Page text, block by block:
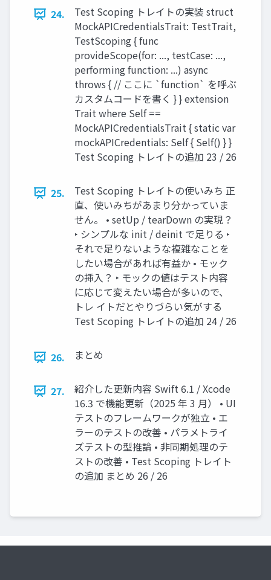
24.
Test Scoping トレイトの実装 struct
MockAPICredentialsTrait: TestTrait,
TestScoping { func
provideScope(for: ..., testCase: ...,
performing function: ...) async
throws { // ここに `function` を呼ぶ
カスタムコードを書く } } extension
Trait where Self ==
MockAPICredentialsTrait { static var
mockAPICredentials: Self { Self() } }
Test Scoping トレイトの追加 23 / 26
25.
Test Scoping トレイトの使いみち 正
直、使いみちがあまり分かっていま
せん。 • setUp / tearDown の実現？
‣ シンプルな init / deinit で足りる ‣
それで足りないような複雑なことを
したい場合があれば有益か • モック
の挿入？ ‣ モックの値はテスト内容
に応じて変えたい場合が多いので、
トレ イトだとやりづらい気がする
Test Scoping トレイトの追加 24 / 26
26. まとめ
27.
紹介した更新内容 Swift 6.1 / Xcode
16.3 で機能更新（2025 年 3 月） • UI
テストのフレームワークが独立 • エ
ラーのテストの改善 • パラメトライ
ズテストの型推論 • 非同期処理のテ
ストの改善 • Test Scoping トレイト
の追加 まとめ 26 / 26